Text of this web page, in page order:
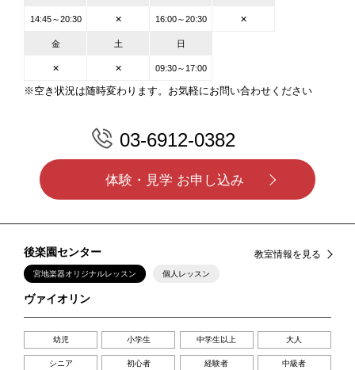
14:45～20:30 ✕ 16:00～20:30 ✕
金 土 日
✕ ✕ 09:30～17:00
※空き状況は随時変わります。お気軽にお問い合わせください
03-6912-0382
体験・見学 お申し込み
後楽園センター 教室情報を見る
宮地楽器オリジナルレッスン 個人レッスン
ヴァイオリン
幼児 小学生 中学生以上 大人
シニア 初心者 経験者 中級者